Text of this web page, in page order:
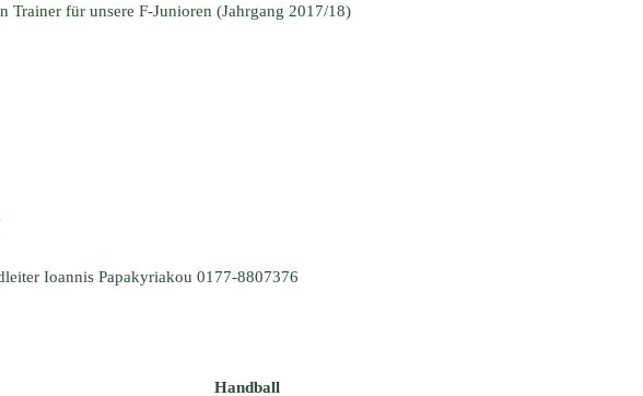
für unsere F-Junioren (Jahrgang 2017/18)
Ioannis Papakyriakou 0177-8807376
Handball